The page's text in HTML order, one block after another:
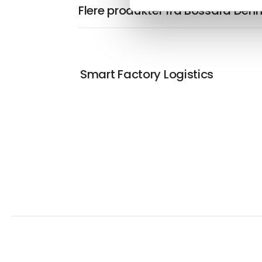
Flere produkter fra Bossard
Smart Factory Logistics